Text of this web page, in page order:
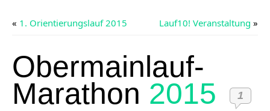
« 1. Orientierungslauf 2015 Lauf10! Veranstaltung »
Obermainlauf-
Marathon 2015 1